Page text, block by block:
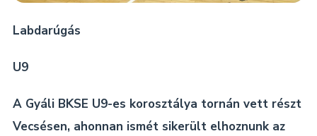
Labdarúgás
U9
A Gyáli BKSE U9-es korosztálya tornán vett részt
Vecsésen, ahonnan ismét sikerült elhoznunk az